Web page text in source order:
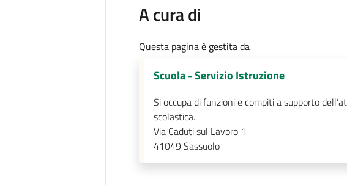
A cura di
Questa pagina è gestita da
Scuola - Servizio Istruzione
Si occupa di funzioni e compiti a supporto
scolastica.
Via Caduti sul Lavoro 1
41049 Sassuolo